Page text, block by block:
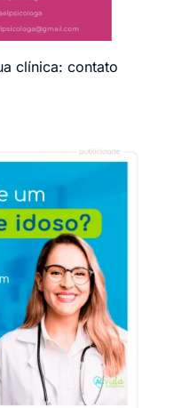
clínica: contato